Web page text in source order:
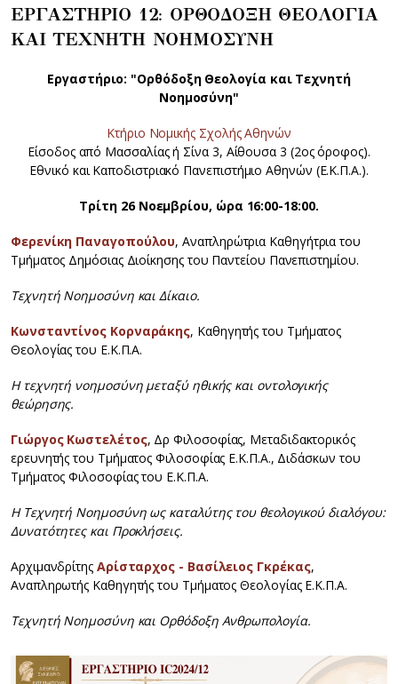
ΕΡΓΑΣΤΗΡΙΟ 12: ΟΡΘΟΔΟΞΗ ΘΕΟΛΟΓΙΑ
ΚΑΙ ΤΕΧΝΗΤΗ ΝΟΗΜΟΣΥΝΗ
Εργαστήριο: "Ορθόδοξη Θεολογία και Τεχνητή
Νοημοσύνη"
Κτήριο Νομικής Σχολής Αθηνών
Είσοδος από Μασσαλίας ή Σίνα 3, Αίθουσα 3 (2ος όροφος).
Εθνικό και Καποδιστριακό Πανεπιστήμιο Αθηνών (Ε.Κ.Π.Α.).
Τρίτη 26 Νοεμβρίου, ώρα 16:00-18:00.
Φερενίκη Παναγοπούλου, Αναπληρώτρια Καθηγήτρια του
Τμήματος Δημόσιας Διοίκησης του Παντείου Πανεπιστημίου.
Τεχνητή Νοημοσύνη και Δίκαιο.
Κωνσταντίνος Κορναράκης, Καθηγητής του Τμήματος
Θεολογίας του Ε.Κ.Π.Α.
Η τεχνητή νοημοσύνη μεταξύ ηθικής και οντολογικής
θεώρησης.
Γιώργος Κωστελέτος, Δρ Φιλοσοφίας, Μεταδιδακτορικός
ερευνητής του Τμήματος Φιλοσοφίας Ε.Κ.Π.Α., Διδάσκων του
Τμήματος Φιλοσοφίας του Ε.Κ.Π.Α.
Η Τεχνητή Νοημοσύνη ως καταλύτης του θεολογικού διαλόγου:
Δυνατότητες και Προκλήσεις.
Αρχιμανδρίτης Αρίσταρχος - Βασίλειος Γκρέκας,
Αναπληρωτής Καθηγητής του Τμήματος Θεολογίας Ε.Κ.Π.Α.
Τεχνητή Νοημοσύνη και Ορθόδοξη Ανθρωπολογία.